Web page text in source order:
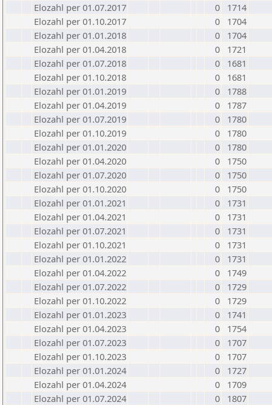
Elozahl per 01.07.2017
0
1714
Elozahl per 01.10.2017
0
1704
Elozahl per 01.01.2018
0
1704
Elozahl per 01.04.2018
0
1721
Elozahl per 01.07.2018
0
1681
Elozahl per 01.10.2018
0
1681
Elozahl per 01.01.2019
0
1788
Elozahl per 01.04.2019
0
1787
Elozahl per 01.07.2019
0
1780
Elozahl per 01.10.2019
0
1780
Elozahl per 01.01.2020
0
1780
Elozahl per 01.04.2020
0
1750
Elozahl per 01.07.2020
0
1750
Elozahl per 01.10.2020
0
1750
Elozahl per 01.01.2021
0
1731
Elozahl per 01.04.2021
0
1731
Elozahl per 01.07.2021
0
1731
Elozahl per 01.10.2021
0
1731
Elozahl per 01.01.2022
0
1731
Elozahl per 01.04.2022
0
1749
Elozahl per 01.07.2022
0
1729
Elozahl per 01.10.2022
0
1729
Elozahl per 01.01.2023
0
1741
Elozahl per 01.04.2023
0
1754
Elozahl per 01.07.2023
0
1707
Elozahl per 01.10.2023
0
1707
Elozahl per 01.01.2024
0
1727
Elozahl per 01.04.2024
0
1709
Elozahl per 01.07.2024
0
1807